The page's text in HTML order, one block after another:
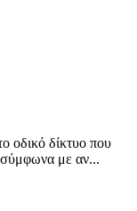
οδικό δίκτυο που
με αν...